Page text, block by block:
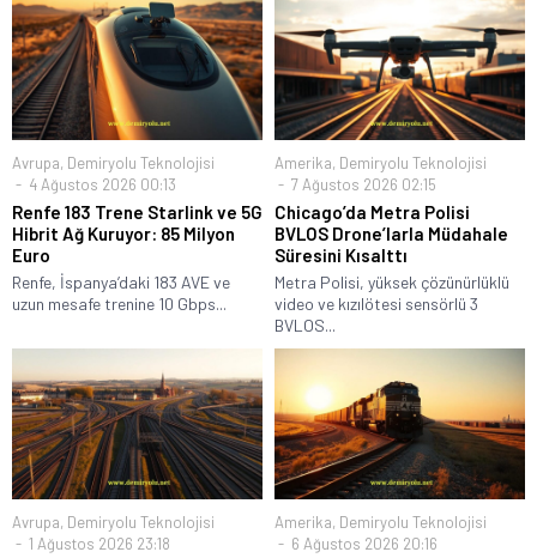
Avrupa, Demiryolu Teknolojisi
4 Ağustos 2026 00:13
Renfe 183 Trene Starlink ve 5G
Hibrit Ağ Kuruyor: 85 Milyon
Euro
Renfe, İspanya’daki 183 AVE ve
uzun mesafe trenine 10 Gbps...
Amerika, Demiryolu Teknolojisi
7 Ağustos 2026 02:15
Chicago’da Metra Polisi
BVLOS Drone’larla Müdahale
Süresini Kısalttı
Metra Polisi, yüksek çözünürlüklü
video ve kızılötesi sensörlü 3
BVLOS...
Avrupa, Demiryolu Teknolojisi
1 Ağustos 2026 23:18
Amerika, Demiryolu Teknolojisi
6 Ağustos 2026 20:16